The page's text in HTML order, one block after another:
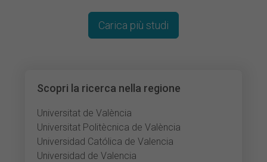
Scopri la ricerca nella regione
Universitat de València
Universitat Politècnica de València
Universidad Católica de Valencia
Universidad de Valencia
Carica più studi